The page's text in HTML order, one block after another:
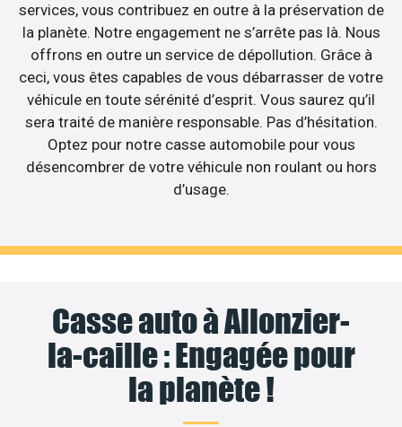
services, vous contribuez en outre à la préservation de
la planète. Notre engagement ne s’arrête pas là. Nous
offrons en outre un service de dépollution. Grâce à
ceci, vous êtes capables de vous débarrasser de votre
véhicule en toute sérénité d’esprit. Vous saurez qu’il
sera traité de manière responsable. Pas d’hésitation.
Optez pour notre casse automobile pour vous
désencombrer de votre véhicule non roulant ou hors
d’usage.
Casse auto à Allonzier-
la-caille : Engagée pour
la planète !